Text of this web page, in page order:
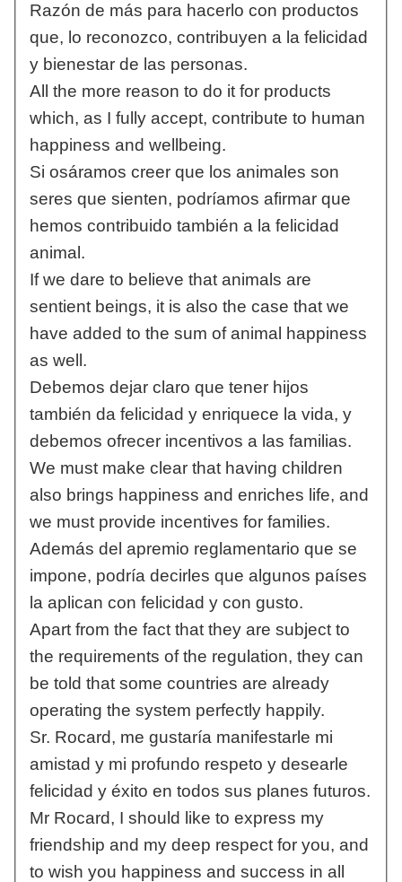
Razón de más para hacerlo con productos
que, lo reconozco, contribuyen a la felicidad
y bienestar de las personas.
All the more reason to do it for products
which, as I fully accept, contribute to human
happiness and wellbeing.
Si osáramos creer que los animales son
seres que sienten, podríamos afirmar que
hemos contribuido también a la felicidad
animal.
If we dare to believe that animals are
sentient beings, it is also the case that we
have added to the sum of animal happiness
as well.
Debemos dejar claro que tener hijos
también da felicidad y enriquece la vida, y
debemos ofrecer incentivos a las familias.
We must make clear that having children
also brings happiness and enriches life, and
we must provide incentives for families.
Además del apremio reglamentario que se
impone, podría decirles que algunos países
la aplican con felicidad y con gusto.
Apart from the fact that they are subject to
the requirements of the regulation, they can
be told that some countries are already
operating the system perfectly happily.
Sr. Rocard, me gustaría manifestarle mi
amistad y mi profundo respeto y desearle
felicidad y éxito en todos sus planes futuros.
Mr Rocard, I should like to express my
friendship and my deep respect for you, and
to wish you happiness and success in all